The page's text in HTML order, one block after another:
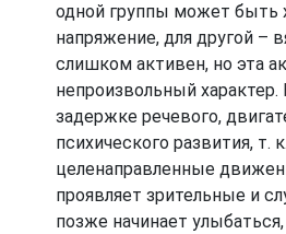
одной группы может быть
напряжение, для другой –
слишком активен, но эта
непроизвольный
задержке речевого,
психического развития, т.
целенаправленные
проявляет зрительные и
позже начинает